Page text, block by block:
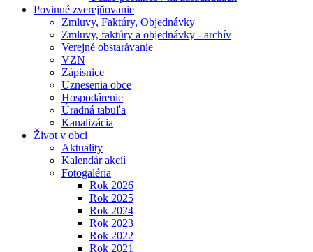
Povinné zverejňovanie
Zmluvy, Faktúry, Objednávky
Zmluvy, faktúry a objednávky - archív
Verejné obstarávanie
VZN
Zápisnice
Uznesenia obce
Hospodárenie
Úradná tabuľa
Kanalizácia
Život v obci
Aktuality
Kalendár akcií
Fotogaléria
Rok 2026
Rok 2025
Rok 2024
Rok 2023
Rok 2022
Rok 2021